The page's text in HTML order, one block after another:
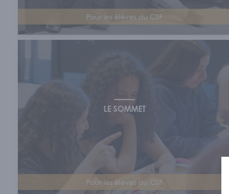
Pour les élèves du CSF
LE SOMMET
Pour les élèves du CSF